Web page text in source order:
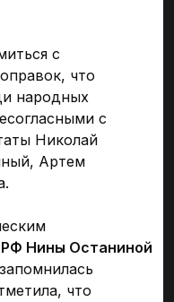
с
что
народных
с
Николай
Артем
Нины Останиной
что